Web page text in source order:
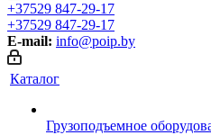
+37529 847-29-17‬
+37529 847-29-17‬
E-mail: info@poip.by
Каталог
Грузоподъемное